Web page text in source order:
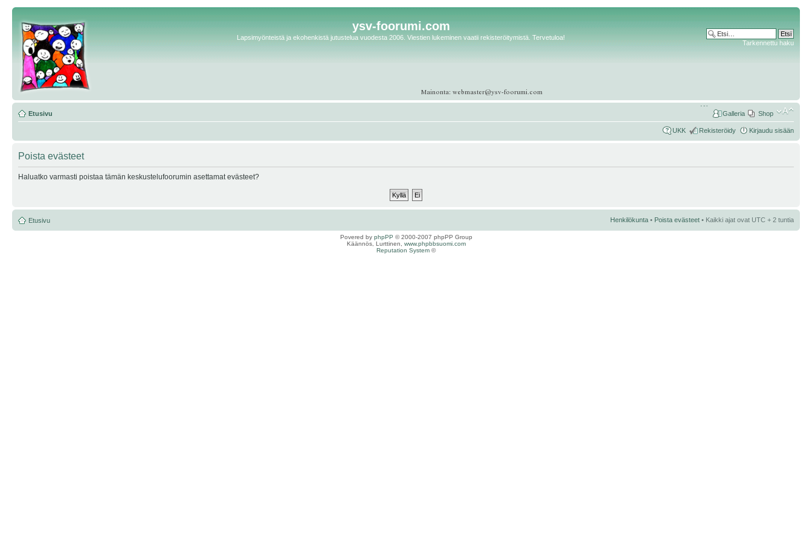
ysv-foorumi.com
Lapsimyönteistä ja ekohenkistä jutustelua vuodesta 2006. Viestien lukeminen vaatii rekisteröitymistä. Tervetuloa!
Tarkennettu haku
Etusivu Shop
Galleria
UKK Rekisteröidy Kirjaudu sisään
Poista evästeet
Haluatko varmasti poistaa tämän keskustelufoorumin asettamat evästeet?
Etusivu Henkilökunta • Poista evästeet • Kaikki ajat ovat UTC + 2 tuntia
Povered by phpPP © 2000-2007 phpPP Group
Käännös, Lurttinen, www.phpbbsuomi.com
Reputation System ©